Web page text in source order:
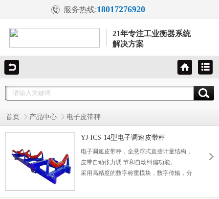
服务热线:18017276920
21年专注工业衡器系统
解决方案
首页 产品中心 电子皮带秤
YJ-ICS-14型电子调速皮带秤
电子调速皮带秤，全悬浮式直接计量结构，
皮带自动张力调.节和自动纠偏功能。
采用高精度的数字称重模块，数字传输，分